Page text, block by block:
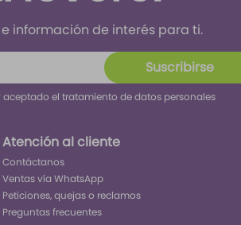
información de interés para ti.
Suscribirse
el tratamiento de datos personales
Atención al cliente
Contáctanos
Ventas vía WhatsApp
Peticiones, quejas o reclamos
Preguntas frecuentes